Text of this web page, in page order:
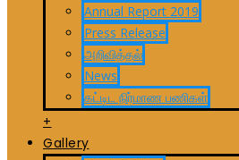
Annual Report 2019
Press Release
அறிவித்தல்
News
கட்டிட நிர்மாண பணிகள்
+
Gallery